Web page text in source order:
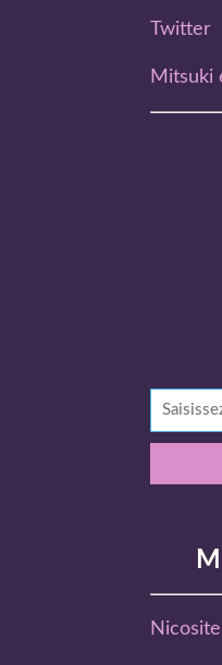
Nicosite
Twitter
Mitsuki